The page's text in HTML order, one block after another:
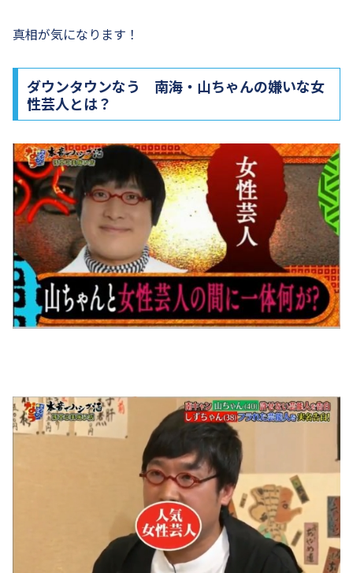
真相が気になります！
ダウンタウンなう 南海・山ちゃんの嫌いな女
性芸人とは？